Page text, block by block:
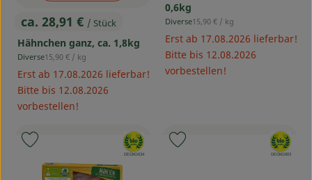
, Preis:
ca. 28,91 € / Stück
Hähnchen ganz, ca. 1,8kg
, Herkunft:
Diverse, Referenzpreis:
15,90 € / kg
Erst ab 17.08.2026 lieferbar!
Bitte bis 12.08.2026
vorbestellen!
0,6kg
, Herkunft:
Diverse, Referenzpreis:
15,90 € / kg
Erst ab 17.08.2026 lieferbar!
Bitte bis 12.08.2026
vorbestellen!
, Verband:
, Kontrollstelle:
DE-ÖKO-034
Produkt zu Favouriten hinzufügen
, Verband:
, Kontrollstelle:
DE-ÖKO-003
Produkt zu Favouriten